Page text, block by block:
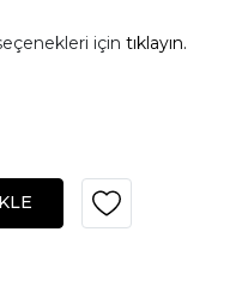
için tıklayın.